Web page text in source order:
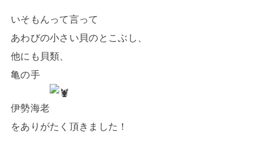
いそもんって言って
あわびの小さい貝のとこぶし、
他にも貝類、
亀の手
伊勢海老
をありがたく頂きました！